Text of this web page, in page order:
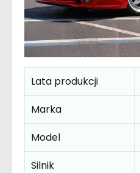
Lata produkcji
Marka
Model
Silnik